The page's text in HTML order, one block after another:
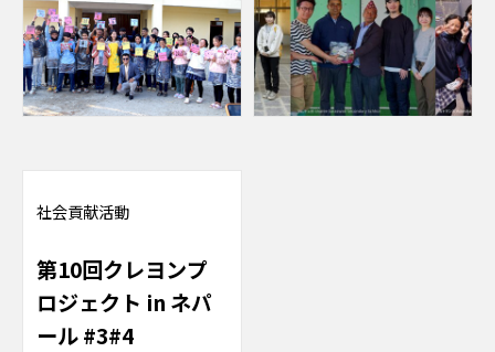
社会貢献活動
第10回クレヨンプ
ロジェクト in ネパ
ール #3#4